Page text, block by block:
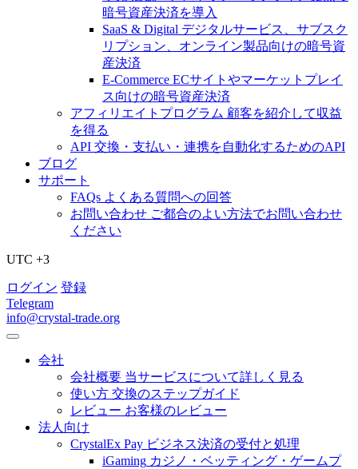
暗号資産決済を導入
SaaS & Digital デジタルサービス、サブスク
リプション、オンライン製品向けの暗号資
産決済
E-Commerce ECサイトやマーケットプレイ
ス向けの暗号資産決済
アフィリエイトプログラム 顧客を紹介して収益
を得る
API 交換・支払い・連携を自動化するためのAPI
ブログ
サポート
FAQs よくある質問への回答
お問い合わせ ご都合のよい方法でお問い合わせ
ください
UTC +3
ログイン 登録
Telegram
info@crystal-trade.org
会社
会社概要 当サービスについて詳しく見る
使い方 交換のステップガイド
レビュー お客様のレビュー
法人向け
CrystalEx Pay ビジネス決済の受付と処理
iGaming カジノ・ベッティング・ゲームプ